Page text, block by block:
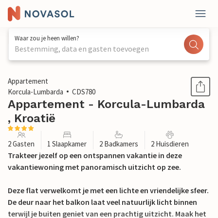
Waar zou je heen willen?
Bestemming, data en gasten toevoegen
1 / 29
Appartement
Korcula-Lumbarda
CDS780
Appartement - Korcula-Lumbarda
, Kroatië
2 Gasten 1 Slaapkamer 2 Badkamers 2 Huisdieren
Trakteer jezelf op een ontspannen vakantie in deze
vakantiewoning met panoramisch uitzicht op zee.
Deze flat verwelkomt je met een lichte en vriendelijke sfeer.
De deur naar het balkon laat veel natuurlijk licht binnen
terwijl je buiten geniet van een prachtig uitzicht. Maak het